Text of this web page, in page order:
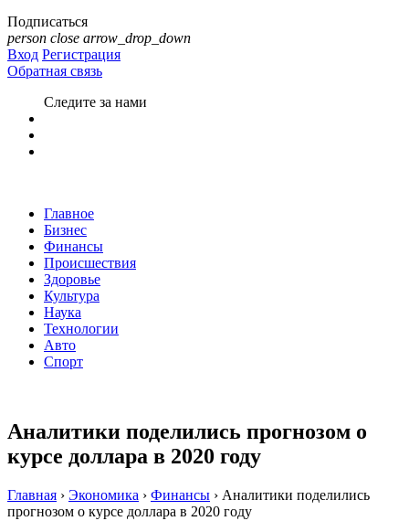
Подписаться
person close arrow_drop_down
Вход Регистрация
Обратная связь
Следите за нами
Главное
Бизнес
Финансы
Происшествия
Здоровье
Культура
Наука
Технологии
Авто
Спорт
Аналитики поделились прогнозом о
курсе доллара в 2020 году
Главная › Экономика › Финансы › Аналитики поделились
прогнозом о курсе доллара в 2020 году